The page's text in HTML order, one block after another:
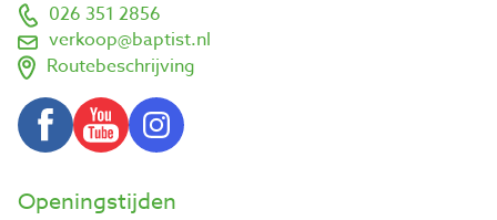
026 351 2856
verkoop@baptist.nl
Routebeschrijving
Openingstijden